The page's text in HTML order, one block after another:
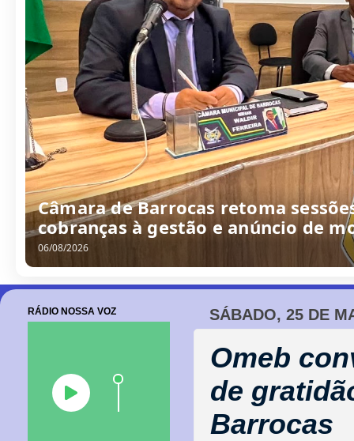
Câmara de Barrocas retoma
cobranças à gestão e anúncio de
06/08/2026
SÁBADO, 25 DE
Omeb
de
Barrocas
RÁDIO NOSSA VOZ